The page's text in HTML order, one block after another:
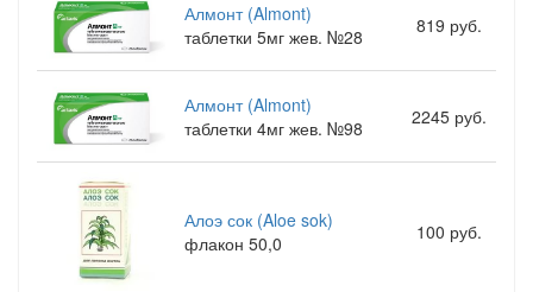
Алмонт (Almont)
таблетки 5мг жев. №28
819 руб.
Алмонт (Almont)
таблетки 4мг жев. №98
2245 руб.
Алоэ сок (Aloe sok)
флакон 50,0
100 руб.